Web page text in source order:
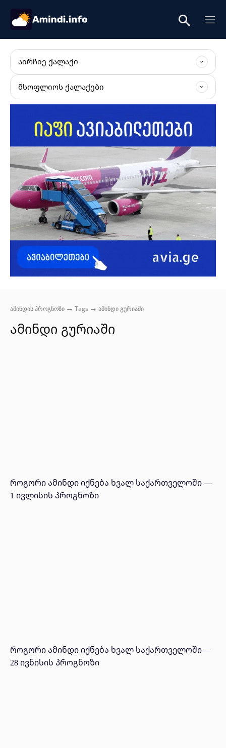
ᲐᲘᲠᲩᲘᲔ ᲥᲐᲚᲐᲥᲘ
ᲛᲡᲝᲤᲚᲘᲝᲡ ᲥᲐᲚᲐᲥᲔᲑᲘ
ამინდის პროგნოზი Tags ამინდი გურიაში
ამინდი გურიაში
როგორი ამინდი იქნება ხვალ საქართველოში —
1 ივლისის პროგნოზი
როგორი ამინდი იქნება ხვალ საქართველოში —
28 ივნისის პროგნოზი